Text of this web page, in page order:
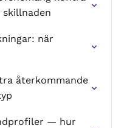
skillnaden
när
återkommande
— hur